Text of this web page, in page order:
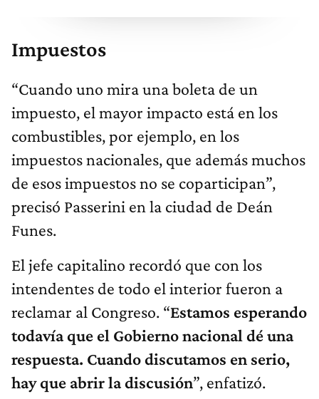
Impuestos
“Cuando uno mira una boleta de un
impuesto, el mayor impacto está en los
combustibles, por ejemplo, en los
impuestos nacionales, que además muchos
de esos impuestos no se coparticipan”,
precisó Passerini en la ciudad de Deán
Funes.
El jefe capitalino recordó que con los
intendentes de todo el interior fueron a
reclamar al Congreso. “Estamos esperando
todavía que el Gobierno nacional dé una
respuesta. Cuando discutamos en serio,
hay que abrir la discusión”, enfatizó.